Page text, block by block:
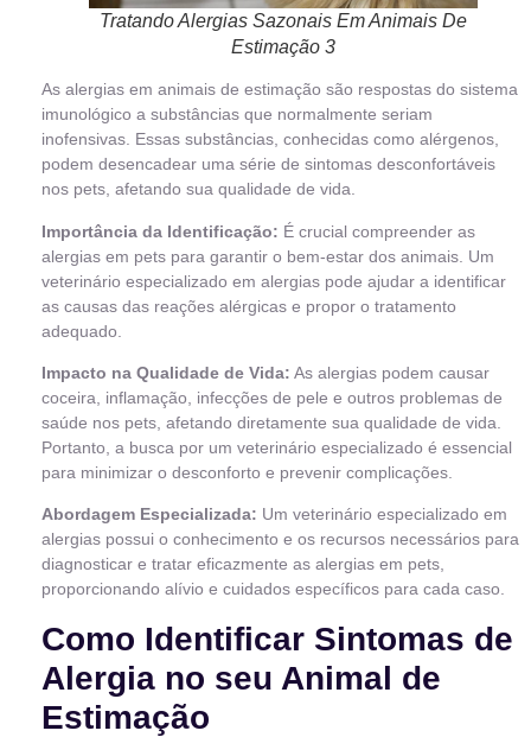
Tratando Alergias Sazonais Em Animais De
Estimação 3
As alergias em animais de estimação são respostas do sistema
imunológico a substâncias que normalmente seriam
inofensivas. Essas substâncias, conhecidas como alérgenos,
podem desencadear uma série de sintomas desconfortáveis
nos pets, afetando sua qualidade de vida.
Importância da Identificação: É crucial compreender as
alergias em pets para garantir o bem-estar dos animais. Um
veterinário especializado em alergias pode ajudar a identificar
as causas das reações alérgicas e propor o tratamento
adequado.
Impacto na Qualidade de Vida: As alergias podem causar
coceira, inflamação, infecções de pele e outros problemas de
saúde nos pets, afetando diretamente sua qualidade de vida.
Portanto, a busca por um veterinário especializado é essencial
para minimizar o desconforto e prevenir complicações.
Abordagem Especializada: Um veterinário especializado em
alergias possui o conhecimento e os recursos necessários para
diagnosticar e tratar eficazmente as alergias em pets,
proporcionando alívio e cuidados específicos para cada caso.
Como Identificar Sintomas de
Alergia no seu Animal de
Estimação